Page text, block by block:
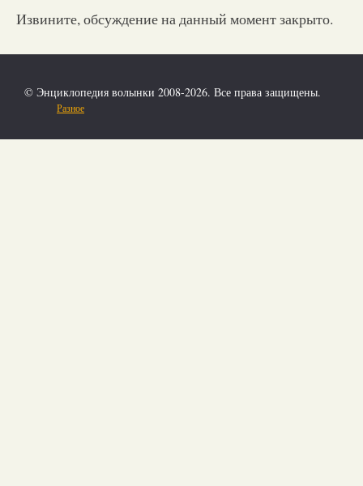
Извините, обсуждение на данный момент закрыто.
© Энциклопедия волынки 2008-2026. Все права защищены.
Разное